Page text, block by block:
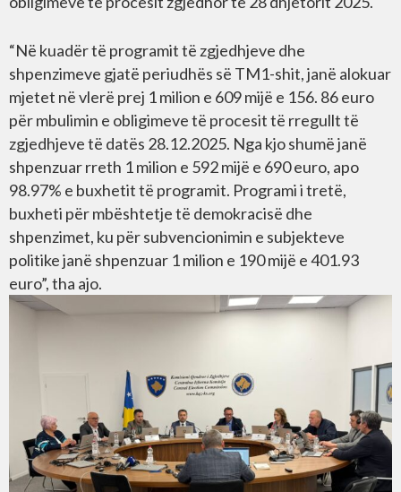
“Në kuadër të programit të zgjedhjeve dhe
shpenzimeve gjatë periudhës së TM1-shit, janë alokuar
mjetet në vlerë prej 1 milion e 609 mijë e 156. 86 euro
për mbulimin e obligimeve të procesit të rregullt të
zgjedhjeve të datës 28.12.2025. Nga kjo shumë janë
shpenzuar rreth 1 milion e 592 mijë e 690 euro, apo
98.97% e buxhetit të programit. Programi i tretë,
buxheti për mbështetje të demokracisë dhe
shpenzimet, ku për subvencionimin e subjekteve
politike janë shpenzuar 1 milion e 190 mijë e 401.93
euro”, tha ajo.